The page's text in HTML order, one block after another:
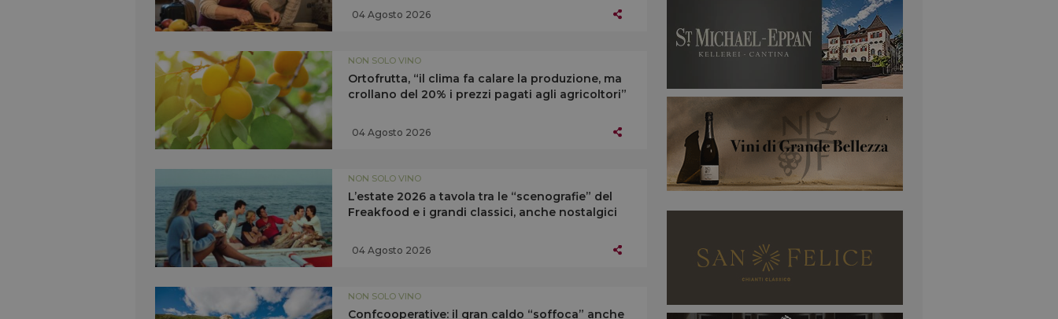
04 Agosto 2026
NON SOLO VINO
Ortofrutta, “il clima fa calare la produzione, ma
crollano del 20% i prezzi pagati agli agricoltori”
04 Agosto 2026
NON SOLO VINO
L’estate 2026 a tavola tra le “scenografie” del
Freakfood e i grandi classici, anche nostalgici
04 Agosto 2026
NON SOLO VINO
Confcooperative: il gran caldo “soffoca” anche